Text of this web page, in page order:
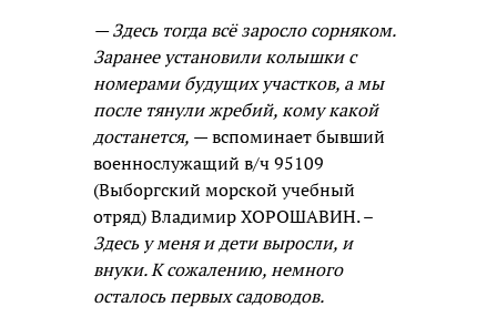
— Здесь тогда всё заросло сорняком.
Заранее установили колышки с
номерами будущих участков, а мы
после тянули жребий, кому какой
достанется, — вспоминает бывший
военнослужащий в/ч 95109
(Выборгский морской учебный
отряд) Владимир ХОРОШАВИН. –
Здесь у меня и дети выросли, и
внуки. К сожалению, немного
осталось первых садоводов.